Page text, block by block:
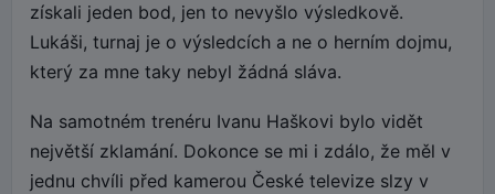
získali jeden bod, jen to nevyšlo výsledkově.
Lukáši, turnaj je o výsledcích a ne o herním dojmu,
který za mne taky nebyl žádná sláva.
Na samotném trenéru Ivanu Haškovi bylo vidět
největší zklamání. Dokonce se mi i zdálo, že měl v
jednu chvíli před kamerou České televize slzy v